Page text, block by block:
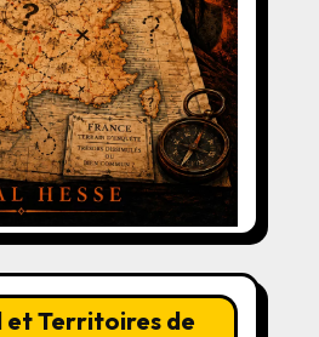
et Territoires de